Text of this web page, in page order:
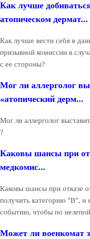
Как лучше
атопическом дермат...
Как лучше вести себя в
призывной комиссии в
с ее стороны?
Мог ли аллерголог
«атопический дерм...
Мог ли аллерголог
?
Каковы шансы при
медкомис...
Каковы шансы при отказе
получить категорию "В", и
событию, чтобы по
Может ли военкомат